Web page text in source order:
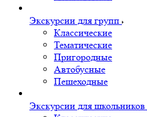
Экскурсии для групп
Классические
Тематические
Пригородные
Автобусные
Пешеходные
Экскурсии для школьников